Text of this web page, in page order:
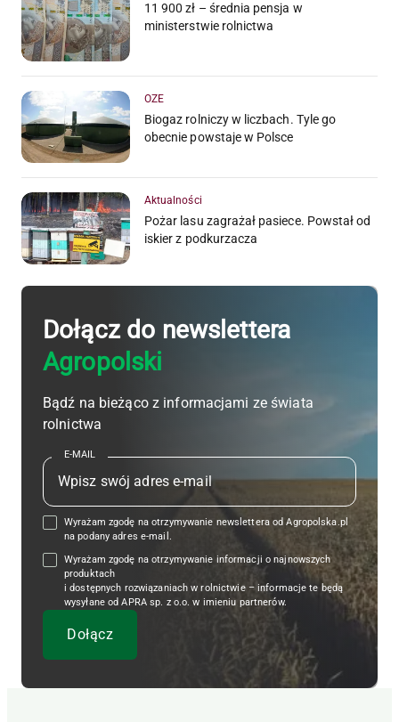
11 900 zł – średnia pensja w
ministerstwie rolnictwa
OZE
Biogaz rolniczy w liczbach. Tyle go
obecnie powstaje w Polsce
Aktualności
Pożar lasu zagrażał pasiece. Powstał od
iskier z podkurzacza
Dołącz do newslettera
Agropolski
Bądź na bieżąco z informacjami ze świata
rolnictwa
E-MAIL
Wyrażam zgodę na otrzymywanie newslettera od Agropolska.pl
na podany adres e-mail.
Wyrażam zgodę na otrzymywanie informacji o najnowszych
produktach
i dostępnych rozwiązaniach w rolnictwie – informacje te będą
wysyłane od APRA sp. z o.o. w imieniu partnerów.